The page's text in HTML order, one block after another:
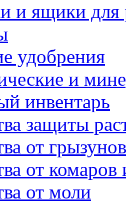
и ящики для
удобрения
и
инвентарь
защиты
от грызунов
от
от моли